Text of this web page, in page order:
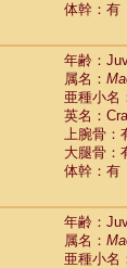
体幹：有
年齢：
属名：
亜種小名
英名：
上腕骨：
大腿骨：
体幹：有
年齢：
属名：
亜種小名